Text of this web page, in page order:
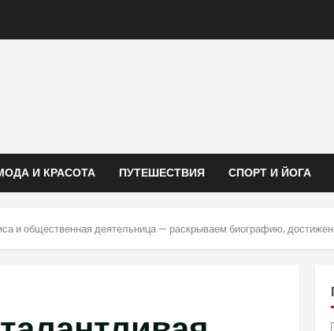
И КРАСОТА ПУТЕШЕСТВИЯ СПОРТ И ЙОГА
и общественная деятельница — раскрываем биографию,